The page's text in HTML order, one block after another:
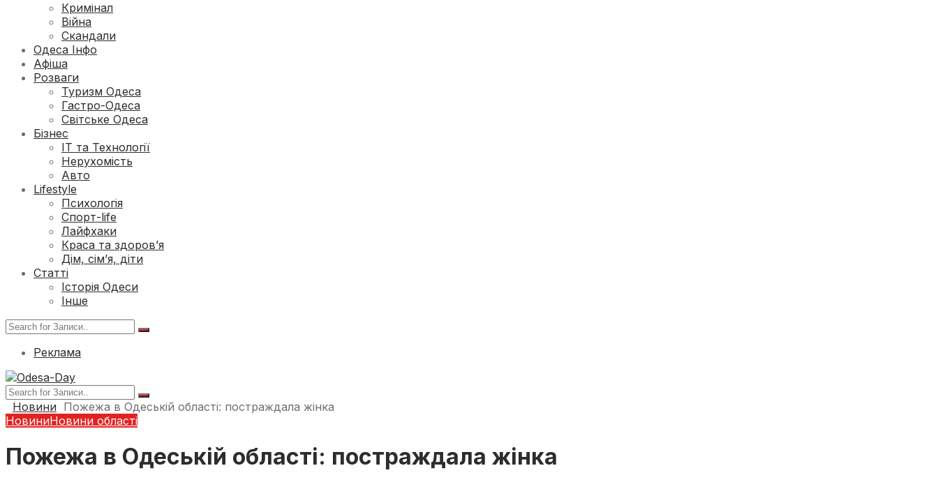
Кримінал
Війна
Скандали
Одеса Інфо
Афіша
Розваги
Туризм Одеса
Гастро-Одеса
Світське Одеса
Бізнес
ІТ та Технології
Нерухомість
Авто
Lifestyle
Психологія
Спорт-life
Лайфхаки
Краса та здоров’я
Дім, сім’я, діти
Статті
Історія Одеси
Інше
Реклама
Новини Пожежа в Одеській області: постраждала жінка
НовиниНовини області
Пожежа в Одеській області: постраждала жінка